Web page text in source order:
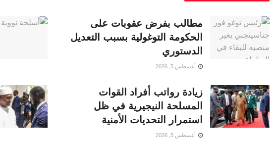
مطالب بفرض عقوبات على
الحكومة التوغولية بسبب التعديل
الدستوري
أغسطس 5, 2026
زيادة رواتب أفراد القوات
المسلحة النيجيرية في ظل
استمرار التحديات الأمنية
أغسطس 5, 2026